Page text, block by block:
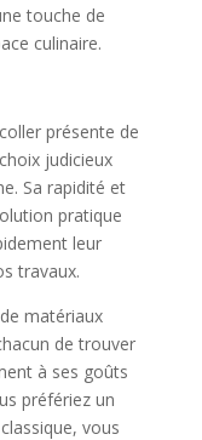
touche de
culinaire.
présente de
judicieux
Sa rapidité et
pratique
leur
travaux.
matériaux
de trouver
à ses goûts
préfériez un
vous